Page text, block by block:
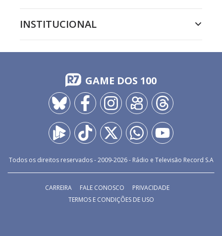
INSTITUCIONAL
GAME DOS 100
Todos os direitos reservados - 2009-2026- Rádio e Televisão Record S.A
CARREIRA FALE CONOSCO
PRIVACIDADE
TERMOS E CONDIÇÕES DE USO